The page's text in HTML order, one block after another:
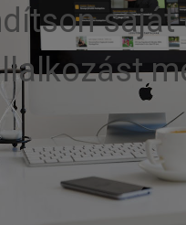
saját